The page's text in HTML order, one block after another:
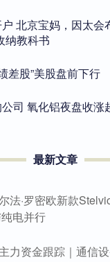
北京宝妈，因太会
纳教科书
差股”美股盘前下行
司 氧化铝夜盘收涨
最新文章
法·罗密欧新款
电并行
力资金跟踪｜通信